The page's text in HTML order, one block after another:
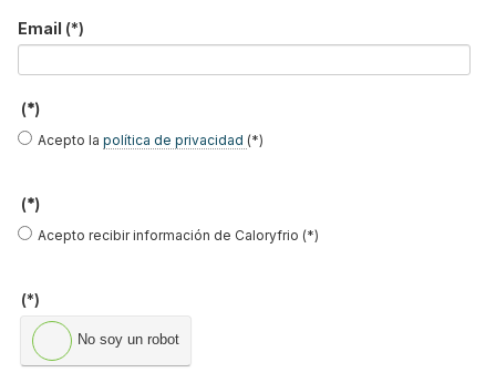
Y RECIBE EN TU EMAIL TODA LA
ACTUALIDAD DEL SECTOR
Apellidos
Ocupación
Email (*)
(*)
Acepto la política de privacidad (*)
(*)
Acepto recibir información de Caloryfrio (*)
(*)
No soy un robot